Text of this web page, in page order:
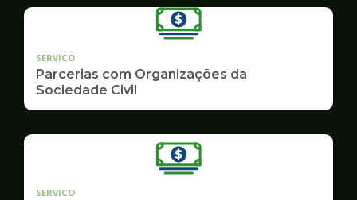
SERVICO
Parcerias com Organizações da
Sociedade Civil
SERVICO